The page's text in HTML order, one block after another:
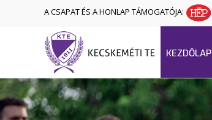
A CSAPAT ÉS A HONLAP TÁMOGATÓJA:
KEZDŐLAP